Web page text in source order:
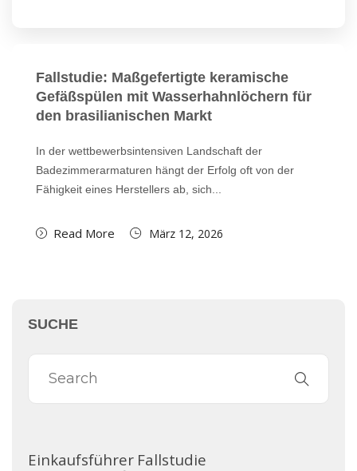
Fallstudie: Maßgefertigte keramische
Gefäßspülen mit Wasserhahnlöchern für
den brasilianischen Markt
In der wettbewerbsintensiven Landschaft der
Badezimmerarmaturen hängt der Erfolg oft von der
Fähigkeit eines Herstellers ab, sich...
Read More März 12, 2026
SUCHE
Einkaufsführer Fallstudie